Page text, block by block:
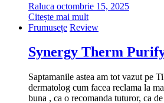
Raluca octombrie 15, 2025
Citește mai mult
Frumusețe Review
Synergy Therm
Saptamanile astea am tot vazut pe
dermatolog cum facea reclama la
buna , ca o recomanda tuturor, ca